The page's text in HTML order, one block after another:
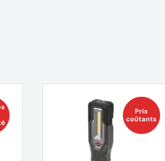
Prix
coûtants